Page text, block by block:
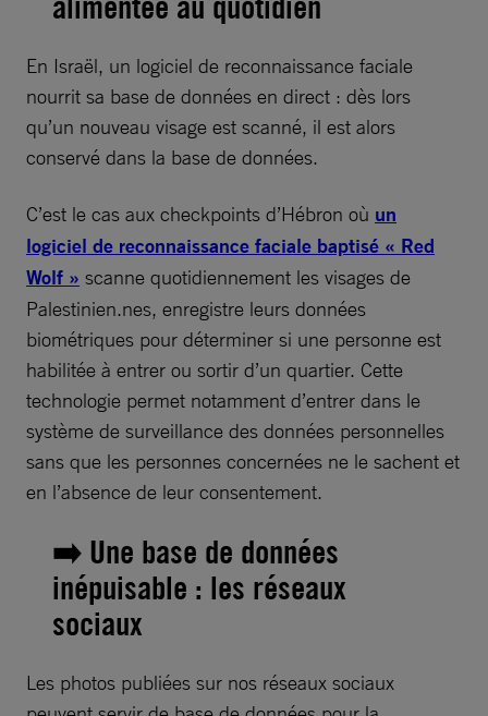
En Israël, un logiciel de reconnaissance faciale
nourrit sa base de données en direct : dès lors
qu’un nouveau visage est scanné, il est alors
conservé dans la base de données.
C’est le cas aux checkpoints d’Hébron où un
logiciel de reconnaissance faciale baptisé « Red
Wolf » scanne quotidiennement les visages de
Palestinien.nes, enregistre leurs données
biométriques pour déterminer si une personne est
habilitée à entrer ou sortir d’un quartier. Cette
technologie permet notamment d’entrer dans le
système de surveillance des données personnelles
sans que les personnes concernées ne le sachent et
en l’absence de leur consentement.
➡️ Une base de données
inépuisable : les réseaux
sociaux
Les photos publiées sur nos réseaux sociaux